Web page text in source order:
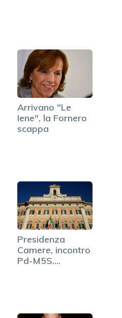
Arrivano "Le
Iene", la Fornero
scappa
Presidenza
Camere, incontro
Pd-M5S.